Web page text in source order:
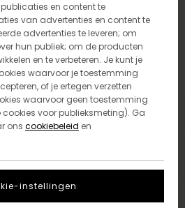
en content te
van advertenties en content te
advertenties te leveren; om
hun publiek; om de producten
en te verbeteren. Je kunt je
waarvoor je toestemming
of je ertegen verzetten
waarvoor geen toestemming
voor publieksmeting). Ga
ons cookiebeleid en
instellingen